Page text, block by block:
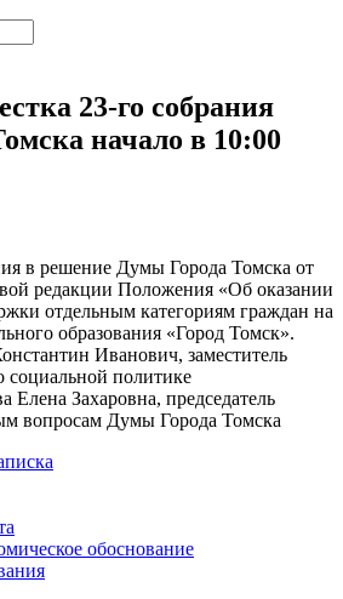
23-го собрания
начало в 10:00
в решение Думы Города Томска от
редакции Положения «Об оказании
отдельным категориям граждан на
образования «Город Томск».
Иванович, заместитель
социальной политике
Елена Захаровна, председатель
вопросам Думы Города Томска
обоснование